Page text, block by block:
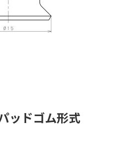
ッドゴム形式